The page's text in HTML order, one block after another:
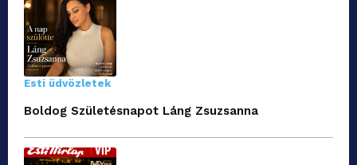
Esti üdvözletek
Boldog Születésnapot Láng Zsuzsanna